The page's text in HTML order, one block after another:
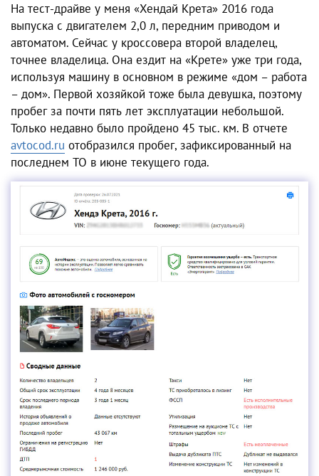
На тест-драйве у меня «Хендай Крета» 2016 года
выпуска с двигателем 2,0 л, передним приводом и
автоматом. Сейчас у кроссовера второй владелец,
точнее владелица. Она ездит на «Крете» уже три года,
используя машину в основном в режиме «дом – работа
– дом». Первой хозяйкой тоже была девушка, поэтому
пробег за почти пять лет эксплуатации небольшой.
Только недавно было пройдено 45 тыс. км. В отчете
avtocod.ru отобразился пробег, зафиксированный на
последнем ТО в июне текущего года.